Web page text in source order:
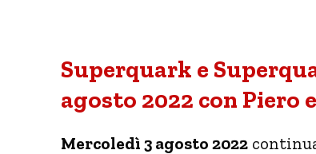
Superquark e
agosto 2022 con Piero
Mercoledì 3 agosto 2022